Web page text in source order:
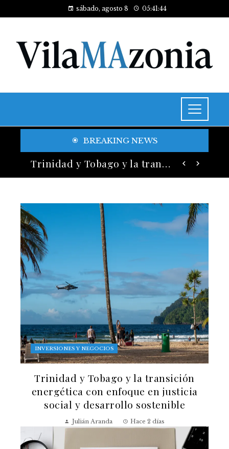
sábado, agosto 8 05:41:46
BREAKING NEWS
Trinidad y Tobago y la transición energética con enfoque en justicia social y desarrollo sostenible
INVERSIONES Y NEGOCIOS
Trinidad y Tobago y la transición
energética con enfoque en justicia
social y desarrollo sostenible
Julián Aranda Hace 2 días